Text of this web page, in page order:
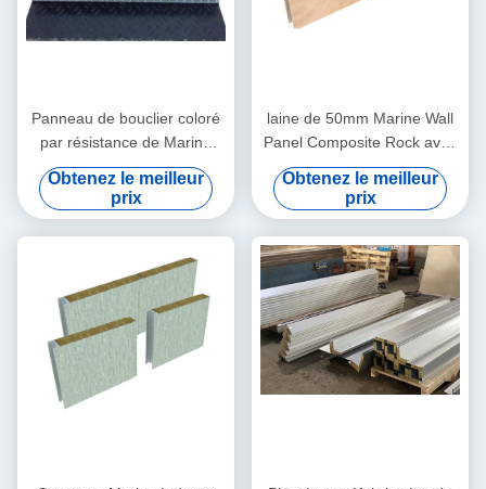
Panneau de bouclier coloré
par résistance de Marine
Fiberglass Composite
Panels Hurricane
Obtenez le meilleur
prix
laine de 50mm Marine Wall
Panel Composite Rock avec
la stratification de PVC
Obtenez le meilleur
prix